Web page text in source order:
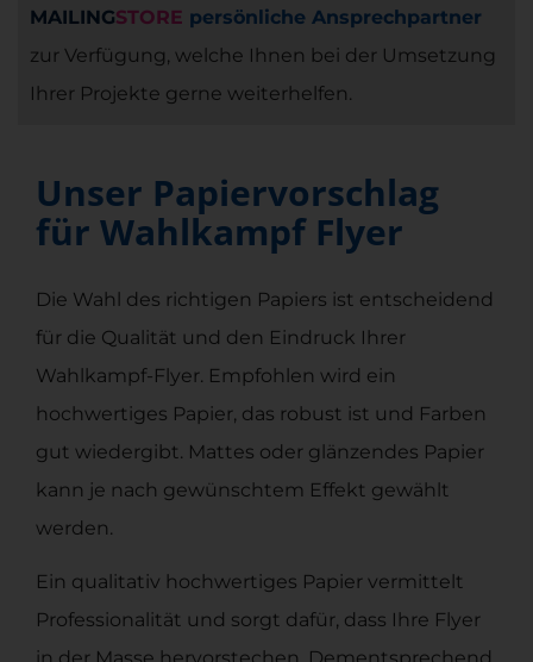
MAILINGSTORE persönliche Ansprechpartner
zur Verfügung, welche Ihnen bei der Umsetzung
Ihrer Projekte gerne weiterhelfen.
Unser Papiervorschlag
für Wahlkampf Flyer
Die Wahl des richtigen Papiers ist entscheidend
für die Qualität und den Eindruck Ihrer
Wahlkampf-Flyer. Empfohlen wird ein
hochwertiges Papier, das robust ist und Farben
gut wiedergibt. Mattes oder glänzendes Papier
kann je nach gewünschtem Effekt gewählt
werden.
Ein qualitativ hochwertiges Papier vermittelt
Professionalität und sorgt dafür, dass Ihre Flyer